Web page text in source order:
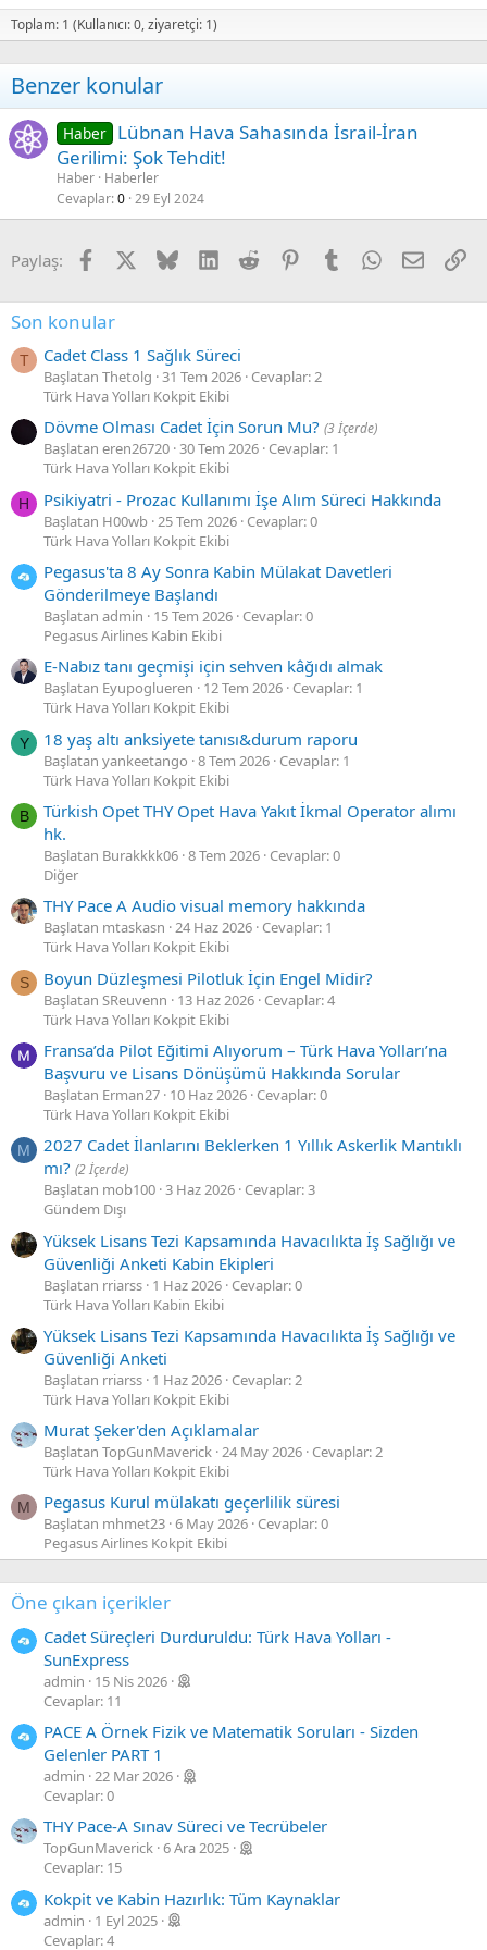
Verdana
Toplam: 1 (Kullanıcı: 0, ziyaretçi: 1)
Benzer konular
Haber Lübnan Hava Sahasında İsrail-İran
Gerilimi: Şok Tehdit!
Haber Haberler
Cevaplar 0 29 Eyl 2024
Paylaş: Facebook BlueskyLinkedInReddit PinterestTumblr WhatsApp
E-posta
Son konular
T Cadet Class 1 Sağlık Süreci
Başlatan Thetolg 31 Tem 2026 Cevaplar: 2
Türk Hava Yolları Kokpit Ekibi
Dövme Olması Cadet İçin Sorun Mu? (3 İçerde)
Başlatan eren26720 30 Tem 2026 Cevaplar: 1
Türk Hava Yolları Kokpit Ekibi
H Psikiyatri - Prozac Kullanımı İşe Alım Süreci Hakkında
Başlatan H00wb 25 Tem 2026 Cevaplar: 0
Türk Hava Yolları Kokpit Ekibi
Pegasus'ta 8 Ay Sonra Kabin Mülakat Davetleri
Gönderilmeye Başlandı
Başlatan admin 15 Tem 2026 Cevaplar: 0
Pegasus Airlines Kabin Ekibi
E-Nabız tanı geçmişi için sehven kâğıdı almak
Başlatan Eyupoglueren 12 Tem 2026 Cevaplar: 1
Türk Hava Yolları Kokpit Ekibi
Y 18 yaş altı anksiyete tanısı&durum raporu
Başlatan yankeetango 8 Tem 2026 Cevaplar: 1
Türk Hava Yolları Kokpit Ekibi
B
Türkish Opet THY Opet Hava Yakıt İkmal Operator alımı
hk.
Başlatan Burakkkk06 8 Tem 2026 Cevaplar: 0
Diğer
THY Pace A Audio visual memory hakkında
Başlatan mtaskasn 24 Haz 2026 Cevaplar: 1
Türk Hava Yolları Kokpit Ekibi
S Boyun Düzleşmesi Pilotluk İçin Engel Midir?
Başlatan SReuvenn 13 Haz 2026 Cevaplar: 4
Türk Hava Yolları Kokpit Ekibi
Fransa’da Pilot Eğitimi Alıyorum – Türk Hava Yolları’na
Başvuru ve Lisans Dönüşümü Hakkında Sorular
Başlatan Erman27 10 Haz 2026 Cevaplar: 0
Türk Hava Yolları Kokpit Ekibi
M
2027 Cadet İlanlarını Beklerken 1 Yıllık Askerlik Mantıklı
mı? (2 İçerde)
Başlatan mob100 3 Haz 2026 Cevaplar: 3
Gündem Dışı
Yüksek Lisans Tezi Kapsamında Havacılıkta İş Sağlığı ve
Güvenliği Anketi Kabin Ekipleri
Başlatan rriarss 1 Haz 2026 Cevaplar: 0
Türk Hava Yolları Kabin Ekibi
Yüksek Lisans Tezi Kapsamında Havacılıkta İş Sağlığı ve
Güvenliği Anketi
Başlatan rriarss 1 Haz 2026 Cevaplar: 2
Türk Hava Yolları Kokpit Ekibi
Murat Şeker'den Açıklamalar
Başlatan TopGunMaverick 24 May 2026 Cevaplar: 2
Türk Hava Yolları Kokpit Ekibi
M Pegasus Kurul mülakatı geçerlilik süresi
Başlatan mhmet23 6 May 2026 Cevaplar: 0
Pegasus Airlines Kokpit Ekibi
Öne çıkan içerikler
Cadet Süreçleri Durduruldu: Türk Hava Yolları -
SunExpress
admin
15 Nis 2026
Cevaplar: 11
PACE A Örnek Fizik ve Matematik Soruları - Sizden
Gelenler PART 1
admin 22 Mar 2026
Cevaplar: 0
THY Pace-A Sınav Süreci ve Tecrübeler
TopGunMaverick 6 Ara 2025
Cevaplar: 15
Kokpit ve Kabin Hazırlık: Tüm Kaynaklar
admin
1 Eyl 2025
Cevaplar: 4